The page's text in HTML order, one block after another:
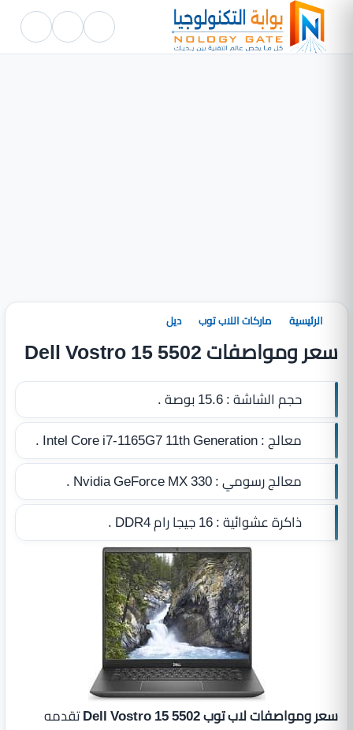
الرئيسية ماركات اللاب توب ديل
سعر ومواصفات Dell Vostro 15 5502
حجم الشاشة :15.6 بوصة .
معالج :Intel Core i7-1165G7 11th Generation .
معالج رسومي :Nvidia GeForce MX 330 .
ذاكرة عشوائية :16 جيجا رام DDR4 .
سعر ومواصفات لاب توب Dell Vostro 15 5502
تقدمه